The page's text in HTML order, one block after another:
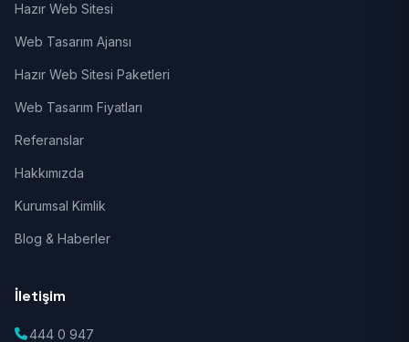
Hazır Web Sitesi
Web Tasarım Ajansı
Hazır Web Sitesi Paketleri
Web Tasarım Fiyatları
Referanslar
Hakkımızda
Kurumsal Kimlik
Blog & Haberler
İletişim
444 0 947